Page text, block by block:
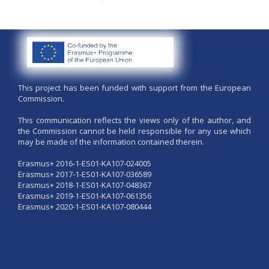
Estudiantes - KA107 Curso 2022-23 - (desde Instituciones socias
a la UVa)
Resolución - Movilidad Saliente Erasmus+ KA107 (prácticas
Máster ELE 2022-2023)
Convocatoria - Convocatoria - Movilidad Entrante STAFF - KA107
Convocatoria - Movilidad Saliente Erasmus+ KA107 (prácticas
Máster ELE 2022-2023)
Convocatoria - Segunda Convocatoria - Movilidad Entrante
Estudiantes - KA107 Curso 2022-23 - (desde Instituciones socias
a la UVa)
This project has been funded with support from the European
Commission.
This communication reflects the views only of the author, and
the Commission cannot be held responsible for any use which
may be made of the information contained therein.
Erasmus+ 2016-1-ES01-KA107-024005
Erasmus+ 2017-1-ES01-KA107-036589
Erasmus+ 2018-1-ES01-KA107-048367
Erasmus+ 2019-1-ES01-KA107-061356
Erasmus+ 2020-1-ES01-KA107-080444